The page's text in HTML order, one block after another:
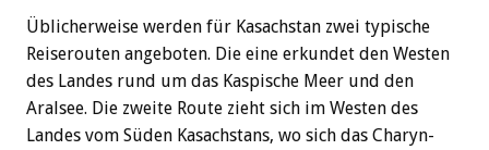
Üblicherweise werden für Kasachstan zwei typische
Reiserouten angeboten. Die eine erkundet den Westen
des Landes rund um das Kaspische Meer und den
Aralsee. Die zweite Route zieht sich im Westen des
Landes vom Süden Kasachstans, wo sich das Charyn-